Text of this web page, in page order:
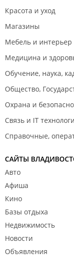
Красота и уход
Магазины
Мебель и интерьер
Медицина и
Обучение, наука,
Общество,
Охрана и
Связь и IT
Справочные,
САЙТЫ
Авто
Афиша
Кино
Базы отдыха
Недвижимость
Новости
Объявления